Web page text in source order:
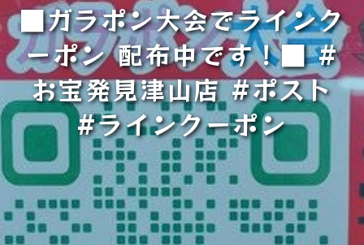
■ガラポン大会でラインク
ーポン 配布中です！■ #
お宝発見津山店 #ポスト
#ラインクーポン